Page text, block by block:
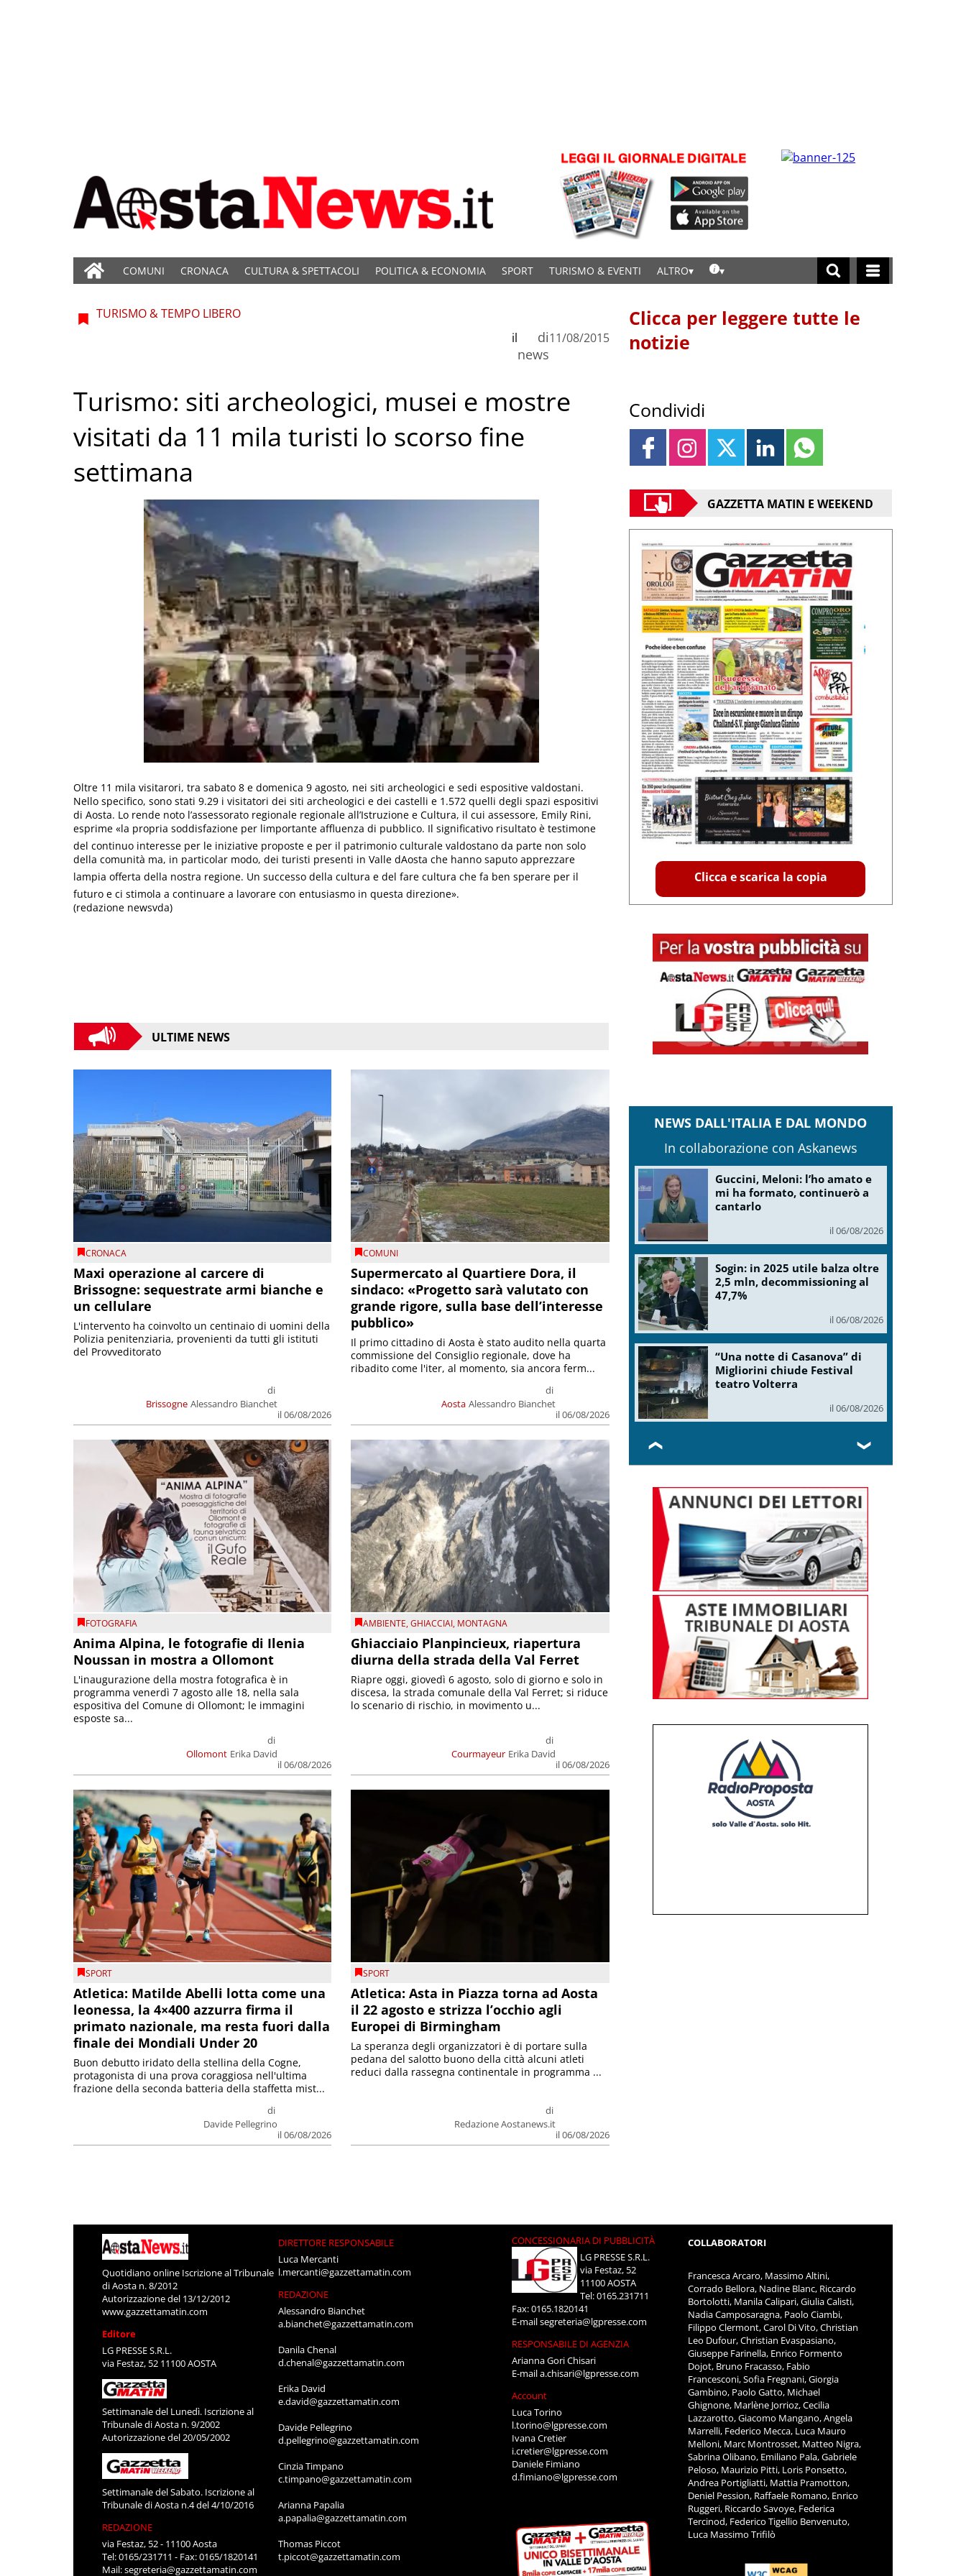
COMUNI CRONACA CULTURA & SPETTACOLI POLITICA & ECONOMIA SPORT TURISMO & EVENTI ALTRO
TURISMO & TEMPO LIBERO
di
news
il 11/08/2015
Turismo: siti archeologici, musei e mostre
visitati da 11 mila turisti lo scorso fine
settimana
Oltre 11 mila visitarori, tra sabato 8 e domenica 9 agosto, nei siti archeologici e sedi espositive valdostani.
Nello specifico, sono stati 9.29 i visitatori dei siti archeologici e dei castelli e 1.572 quelli degli spazi espositivi
di Aosta. Lo rende noto l’assessorato regionale regionale all’Istruzione e Cultura, il cui assessore, Emily Rini,
esprime «la propria soddisfazione per limportante affluenza di pubblico. Il significativo risultato è testimone
del continuo interesse per le iniziative proposte e per il patrimonio culturale valdostano da parte non solo
della comunità ma, in particolar modo, dei turisti presenti in Valle dAosta che hanno saputo apprezzare
lampia offerta della nostra regione. Un successo della cultura e del fare cultura che fa ben sperare per il
futuro e ci stimola a continuare a lavorare con entusiasmo in questa direzione».
(redazione newsvda)
ULTIME NEWS
CRONACA
Maxi operazione al carcere di
Brissogne: sequestrate armi bianche e
un cellulare
Brissogne
di
Alessandro Bianchet
il 06/08/2026
L'intervento ha coinvolto un centinaio di uomini della
Polizia penitenziaria, provenienti da tutti gli istituti
del Provveditorato
COMUNI
Supermercato al Quartiere Dora, il
sindaco: «Progetto sarà valutato con
grande rigore, sulla base dell’interesse
pubblico»
Aosta
di
Alessandro Bianchet
il 06/08/2026
Il primo cittadino di Aosta è stato audito nella quarta
commissione del Consiglio regionale, dove ha
ribadito come l'iter, al momento, sia ancora ferm...
FOTOGRAFIA
Anima Alpina, le fotografie di Ilenia
Noussan in mostra a Ollomont
Ollomont
di
Erika David
il 06/08/2026
L'inaugurazione della mostra fotografica è in
programma venerdì 7 agosto alle 18, nella sala
espositiva del Comune di Ollomont; le immagini
esposte sa...
AMBIENTE,GHIACCIAI, MONTAGNA
Ghiacciaio Planpincieux, riapertura
diurna della strada della Val Ferret
Courmayeur
di
Erika David
il 06/08/2026
Riapre oggi, giovedì 6 agosto, solo di giorno e solo in
discesa, la strada comunale della Val Ferret; si riduce
lo scenario di rischio, in movimento u...
SPORT
Atletica: Matilde Abelli lotta come una
leonessa, la 4×400 azzurra firma il
primato nazionale, ma resta fuori dalla
finale dei Mondiali Under 20
di
Davide Pellegrino
il 06/08/2026
Buon debutto iridato della stellina della Cogne,
protagonista di una prova coraggiosa nell'ultima
frazione della seconda batteria della staffetta mist...
SPORT
Atletica: Asta in Piazza torna ad Aosta
il 22 agosto e strizza l’occhio agli
Europei di Birmingham
di
Redazione Aostanews.it
il 06/08/2026
La speranza degli organizzatori è di portare sulla
pedana del salotto buono della città alcuni atleti
reduci dalla rassegna continentale in programma ...
Clicca per leggere tutte le
notizie
Condividi
GAZZETTA MATIN E WEEKEND
Clicca e scarica la copia
NEWS DALL'ITALIA E DAL MONDO
In collaborazione con Askanews
Guccini, Meloni: l’ho amato e
mi ha formato, continuerò a
cantarlo
il 06/08/2026
Sogin: in 2025 utile balza oltre
2,5 mln, decommissioning al
47,7%
il 06/08/2026
“Una notte di Casanova” di
Migliorini chiude Festival
teatro Volterra
il 06/08/2026
❮ ❯
Quotidiano online Iscrizione al Tribunale
di Aosta n. 8/2012
Autorizzazione del 13/12/2012
www.gazzettamatin.com
Editore
LG PRESSE S.R.L.
via Festaz, 52 11100 AOSTA
Settimanale del Lunedì. Iscrizione al
Tribunale di Aosta n. 9/2002
Autorizzazione del 20/05/2002
Settimanale del Sabato. Iscrizione al
Tribunale di Aosta n.4 del 4/10/2016
REDAZIONE
via Festaz, 52 - 11100 Aosta
Tel: 0165/231711 - Fax: 0165/1820141
Mail:segreteria@gazzettamatin.com
DIRETTORE RESPONSABILE
Luca Mercanti
l.mercanti@gazzettamatin.com
REDAZIONE
Alessandro Bianchet
a.bianchet@gazzettamatin.com
Danila Chenal
d.chenal@gazzettamatin.com
Erika David
e.david@gazzettamatin.com
Davide Pellegrino
d.pellegrino@gazzettamatin.com
Cinzia Timpano
c.timpano@gazzettamatin.com
Arianna Papalia
a.papalia@gazzettamatin.com
Thomas Piccot
t.piccot@gazzettamatin.com
CONCESSIONARIA DI PUBBLICITÀ
LG PRESSE S.R.L.
via Festaz, 52
11100 AOSTA
Tel: 0165.231711
Fax: 0165.1820141
E-mailsegreteria@lgpresse.com
RESPONSABILE DI AGENZIA
Arianna Gori Chisari
E-maila.chisari@lgpresse.com
Account
Luca Torino
l.torino@lgpresse.com
Ivana Cretier
i.cretier@lgpresse.com
Daniele Fimiano
d.fimiano@lgpresse.com
COLLABORATORI
Francesca Arcaro, Massimo Altini,
Corrado Bellora, Nadine Blanc, Riccardo
Bortolotti, Manila Calipari, Giulia Calisti,
Nadia Camposaragna, Paolo Ciambi,
Filippo Clermont, Carol Di Vito, Christian
Leo Dufour, Christian Evaspasiano,
Giuseppe Farinella, Enrico Formento
Dojot, Bruno Fracasso, Fabio
Francesconi, Sofia Fregnani, Giorgia
Gambino, Paolo Gatto, Michael
Ghignone, Marlène Jorrioz, Cecilia
Lazzarotto, Giacomo Mangano, Angela
Marrelli, Federico Mecca, Luca Mauro
Melloni, Marc Montrosset, Matteo Nigra,
Sabrina Olibano, Emiliano Pala, Gabriele
Peloso, Maurizio Pitti, Loris Ponsetto,
Andrea Portigliatti, Mattia Pramotton,
Deniel Pession, Raffaele Romano, Enrico
Ruggeri, Riccardo Savoye, Federica
Tercinod, Federico Tigellio Benvenuto,
Luca Massimo Trifilò